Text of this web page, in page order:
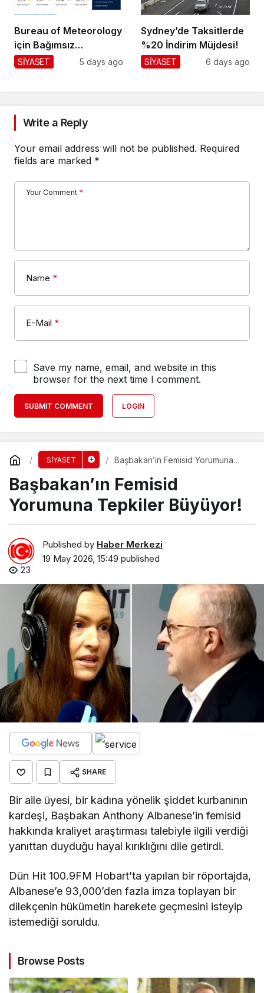
Bureau of Meteorology
için Bağımsız
Değerlendirme!
SİYASET 5 days ago
Sydney’de Taksitlerde
%20 İndirim Müjdesi!
SİYASET 6 days ago
Write a Reply
Your email address will not be published. Required
fields are marked *
Your Comment *
Name *
E-Mail *
Save my name, email, and website in this
browser for the next time I comment.
SUBMIT COMMENT LOGIN
SİYASET
Başbakan’ın Femisid Yorumuna
Başbakan’ın Femisid
Yorumuna Tepkiler Büyüyor!
Published by Haber Merkezi
19 May 2026, 15:49 published
23
SHARE
Bir aile üyesi, bir kadına yönelik şiddet kurbanının
kardeşi, Başbakan Anthony Albanese’in femisid
hakkında kraliyet araştırması talebiyle ilgili verdiği
yanıttan duyduğu hayal kırıklığını dile getirdi.
Dün Hit 100.9FM Hobart’ta yapılan bir röportajda,
Albanese’e 93,000’den fazla imza toplayan bir
dilekçenin hükümetin harekete geçmesini isteyip
istemediği soruldu.
Browse Posts